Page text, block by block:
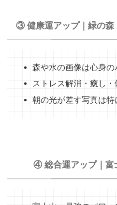
③ 健康運アップ｜緑の森
森や水の画像は心身
ストレス解消・癒し
朝の光が差す写真は特
④ 総合運アップ｜富